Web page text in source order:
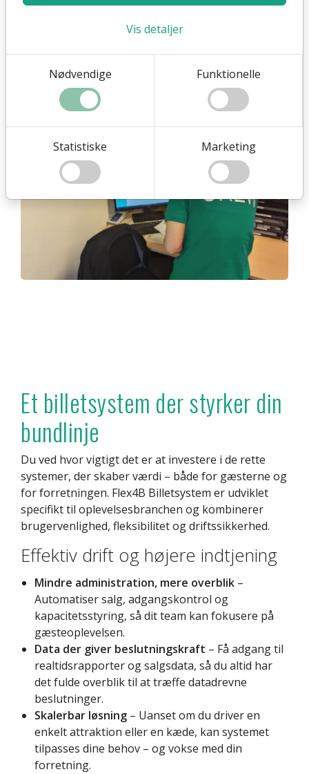
Vis detaljer
Nødvendige Funktionelle
Statistiske Marketing
tunge arbejde. Takket være den tætte integration
mellem alle komponenter er det nemt at overvåge
til andre systemer. Desuden understøtter
løsningen offline scanning, så du altid er dækket,
selv hvis nettet svigter.
Et billetsystem der styrker din
bundlinje
Du ved hvor vigtigt det er at investere i de rette
systemer, der skaber værdi – både for gæsterne og
for forretningen. Flex4B Billetsystem er udviklet
specifikt til oplevelsesbranchen og kombinerer
brugervenlighed, fleksibilitet og driftssikkerhed.
Effektiv drift og højere indtjening
Mindre administration, mere overblik –
Automatiser salg, adgangskontrol og
kapacitetsstyring, så dit team kan fokusere på
gæsteoplevelsen.
Data der giver beslutningskraft – Få adgang til
realtidsrapporter og salgsdata, så du altid har
det fulde overblik til at træffe datadrevne
beslutninger.
Skalerbar løsning – Uanset om du driver en
enkelt attraktion eller en kæde, kan systemet
tilpasses dine behov – og vokse med din
forretning.